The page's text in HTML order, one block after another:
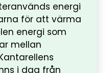
energi
för att värma
energi som
mellan
i dag från